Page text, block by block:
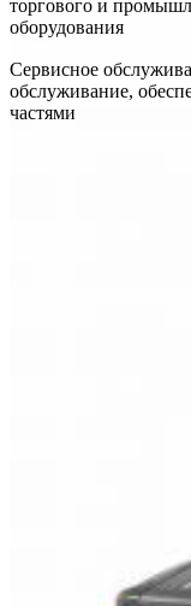
торгового и
оборудования
Сервисное
обслуживание,
частями